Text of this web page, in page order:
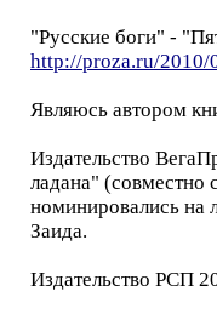
"Русские боги" -
http://proza.ru/2010/
Являюсь автором
Издательство
ладана"
номинировались
Заида.
Издательство РСП